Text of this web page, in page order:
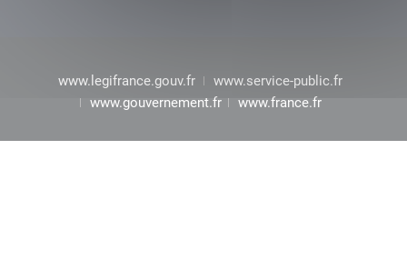
www.legifrance.gouv.fr
www.service-public.fr
www.gouvernement.fr
www.france.fr